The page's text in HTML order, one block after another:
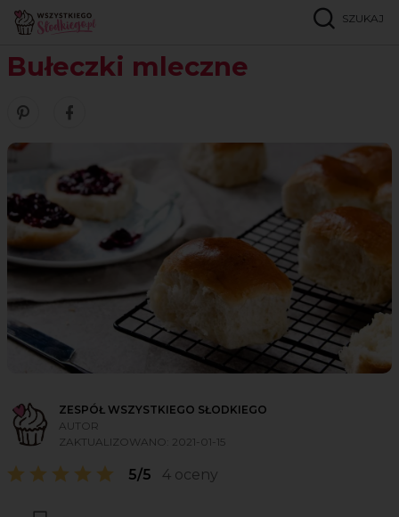
SZUKAJ
Strona główna Bułeczki mleczne
Bułeczki mleczne
Zobacz nasze piny w serwisie Pinterest
Udostępnij ten przepis w serwisie Facebook
ZESPÓŁ WSZYSTKIEGO SŁODKIEGO
AUTOR
ZAKTUALIZOWANO: 2021-01-15
5/5 4 oceny